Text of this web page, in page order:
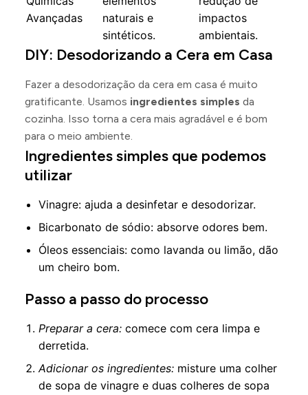
Avançadas
naturais e
sintéticos.
impactos
ambientais.
DIY: Desodorizando a Cera em Casa
Fazer a desodorização da cera em casa é muito
gratificante. Usamos ingredientes simples da
cozinha. Isso torna a cera mais agradável e é bom
para o meio ambiente.
Ingredientes simples que podemos
utilizar
Vinagre: ajuda a desinfetar e desodorizar.
Bicarbonato de sódio: absorve odores bem.
Óleos essenciais: como lavanda ou limão, dão
um cheiro bom.
Passo a passo do processo
Preparar a cera: comece com cera limpa e
derretida.
Adicionar os ingredientes: misture uma colher
de sopa de vinagre e duas colheres de sopa